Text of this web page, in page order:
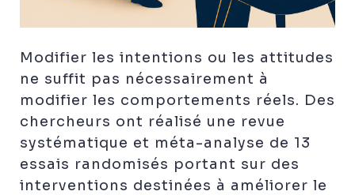
Modifier les intentions ou les attitudes
ne suffit pas nécessairement à
modifier les comportements réels. Des
chercheurs ont réalisé une revue
systématique et méta-analyse de 13
essais randomisés portant sur des
interventions destinées à améliorer le